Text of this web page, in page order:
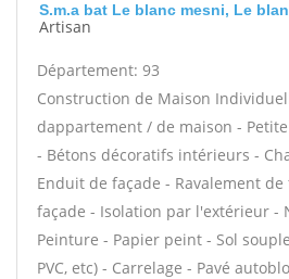
S.m.a bat Le blanc mesni, Le
Artisan
Département: 93
Construction de Maison
dappartement / de maison -
- Bétons décoratifs intérieurs -
Enduit de façade - Ravalement
façade - Isolation par l'extérieur -
Peinture - Papier peint - Sol
PVC, etc) - Carrelage - Pavé